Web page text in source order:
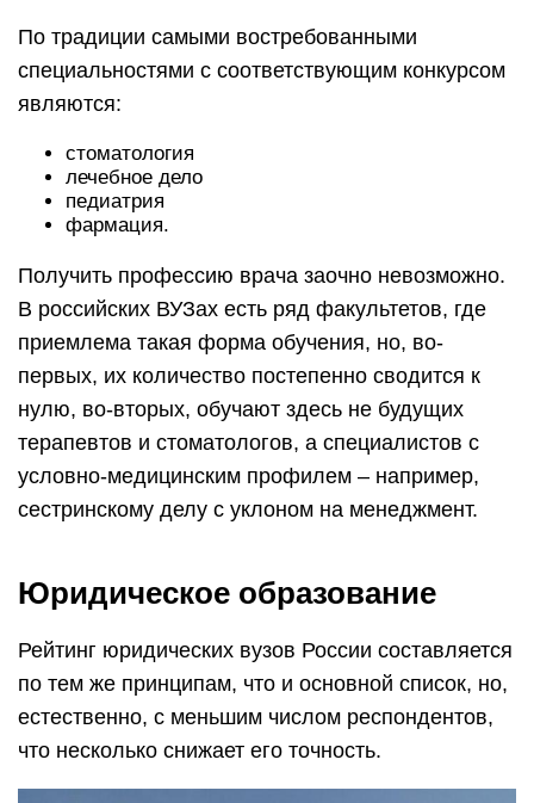
По традиции самыми востребованными
специальностями с соответствующим конкурсом
являются:
стоматология
лечебное дело
педиатрия
фармация.
Получить профессию врача заочно невозможно.
В российских ВУЗах есть ряд факультетов, где
приемлема такая форма обучения, но, во-
первых, их количество постепенно сводится к
нулю, во-вторых, обучают здесь не будущих
терапевтов и стоматологов, а специалистов с
условно-медицинским профилем – например,
сестринскому делу с уклоном на менеджмент.
Юридическое образование
Рейтинг юридических вузов России составляется
по тем же принципам, что и основной список, но,
естественно, с меньшим числом респондентов,
что несколько снижает его точность.